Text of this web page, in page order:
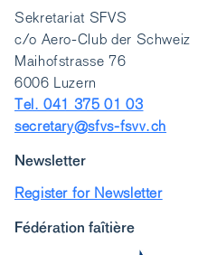
Sekretariat SFVS
c/o Aero-Club der Schweiz
Maihofstrasse 76
6006 Luzern
Tel. 041 375 01 03
secretary@sfvs-fsvv.ch
Newsletter
Register for Newsletter
Fédération faîtière